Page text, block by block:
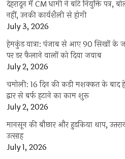
देहरादून में CM धामी ने बांटे नियुक्ति पत्र,
नहीं, उनकी कार्यशैली से होगी
July 3, 2026
हेमकुंड यात्रा: पंजाब से आए 90 सिखों के
पर डर फैलाने वालों को दिया जवाब
July 2, 2026
चमोली: 16 दिन की कड़ी मशक्कत के बाद
द्वार से बर्फ हटाने का काम शुरू
July 2, 2026
मानसून की बौछार और हुड़किया थाप,
उत्साह
July 1, 2026